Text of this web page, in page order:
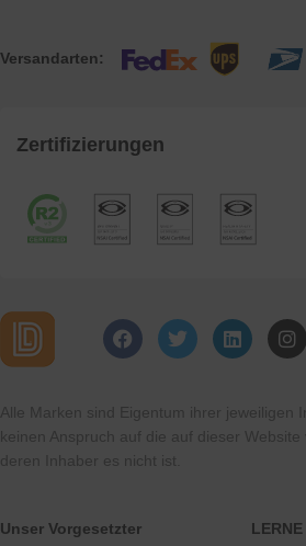
Versandarten:
Zertifizierungen
Alle Marken sind Eigentum ihrer jeweiligen
keinen Anspruch auf die auf dieser Website
deren Inhaber es nicht ist.
Unser Vorgesetzter